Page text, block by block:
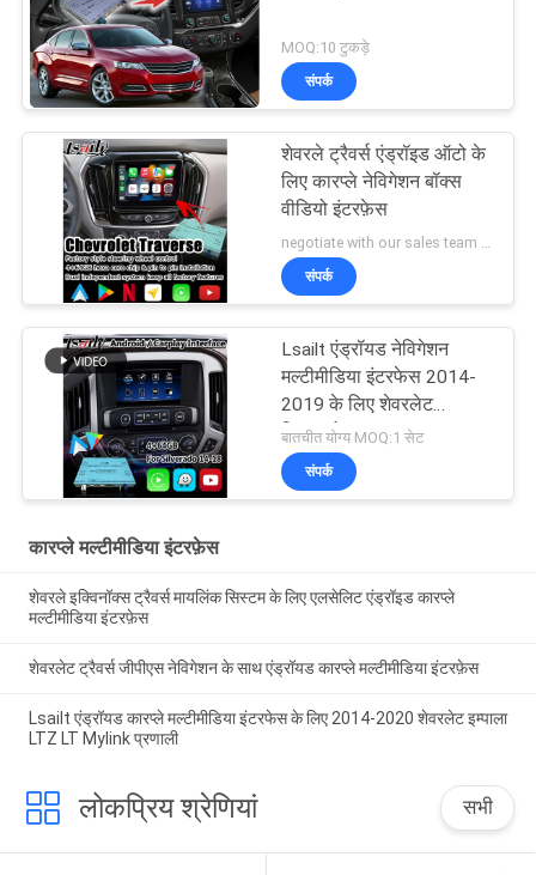
MOQ:10 टुकड़े
संपर्क
शेवरले ट्रैवर्स एंड्रॉइड ऑटो के
लिए कारप्ले नेविगेशन बॉक्स
वीडियो इंटरफ़ेस
संपर्क
Lsailt एंड्रॉयड नेविगेशन
मल्टीमीडिया इंटरफेस 2014-
2019 के लिए शेवरलेट
सिल्वरडो 1500 2500 3500
माइलिंक सिस्टम
बातचीत योग्य MOQ:1 सेट
संपर्क
कारप्ले मल्टीमीडिया इंटरफ़ेस
शेवरले इक्विनॉक्स ट्रैवर्स मायलिंक सिस्टम के लिए एलसेलिट एंड्रॉइड कारप्ले
मल्टीमीडिया इंटरफ़ेस
शेवरलेट ट्रैवर्स जीपीएस नेविगेशन के साथ एंड्रॉयड कारप्ले मल्टीमीडिया इंटरफ़ेस
Lsailt एंड्रॉयड कारप्ले मल्टीमीडिया इंटरफेस के लिए 2014-2020 शेवरलेट इम्पाला
LTZ LT Mylink प्रणाली
लोकप्रिय श्रेणियां सभी